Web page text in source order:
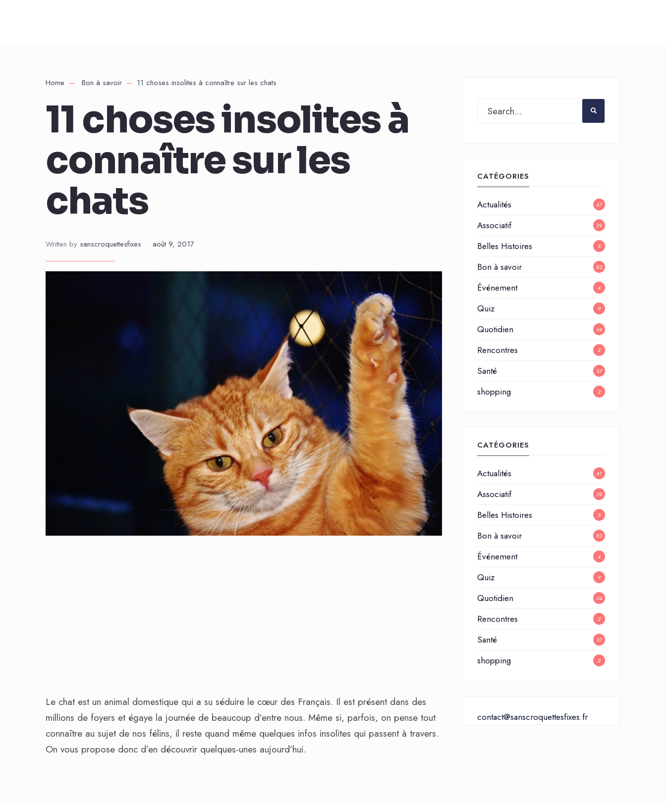
Home Bon à savoir 11 choses insolites à connaître sur les chats
11 choses insolites à
connaître sur les
chats
Written by sanscroquettesfixes • août 9, 2017
Le chat est un animal domestique qui a su séduire le cœur des Français. Il est présent dans des
millions de foyers et égaye la journée de beaucoup d’entre nous. Même si, parfois, on pense tout
connaître au sujet de nos félins, il reste quand même quelques infos insolites qui passent à travers.
On vous propose donc d’en découvrir quelques-unes aujourd’hui.
CATÉGORIES
Actualités 47
Associatif 29
Belles Histoires 5
Bon à savoir 82
Événement 4
Quiz 9
Quotidien 64
Rencontres 2
Santé 37
shopping 2
CATÉGORIES
Actualités 47
Associatif 29
Belles Histoires 5
Bon à savoir 82
Événement 4
Quiz 9
Quotidien 64
Rencontres 2
Santé 37
shopping 2
contact@sanscroquettesfixes.fr